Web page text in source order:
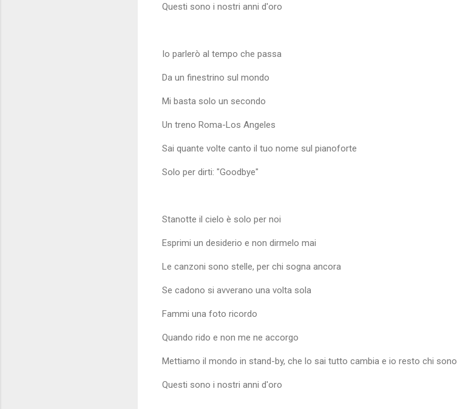
Questi sono i nostri anni d'oro
Io parlerò al tempo che passa
Da un finestrino sul mondo
Mi basta solo un secondo
Un treno Roma-Los Angeles
Sai quante volte canto il tuo nome sul pianoforte
Solo per dirti: "Goodbye"
Stanotte il cielo è solo per noi
Esprimi un desiderio e non dirmelo mai
Le canzoni sono stelle, per chi sogna ancora
Se cadono si avverano una volta sola
Fammi una foto ricordo
Quando rido e non me ne accorgo
Mettiamo il mondo in stand-by, che lo sai tutto cambia e io resto chi sono
Questi sono i nostri anni d'oro